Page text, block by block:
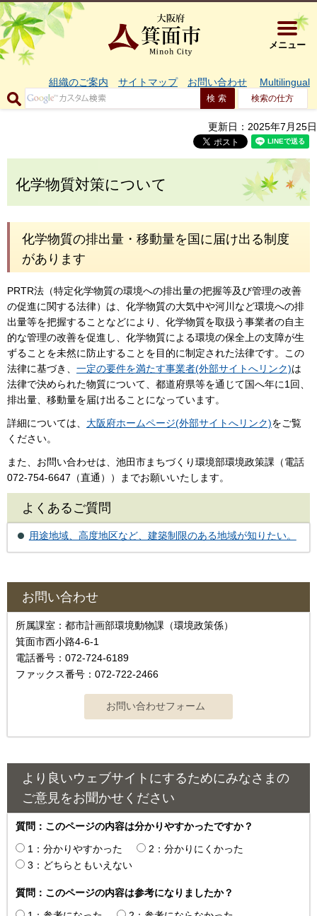
大阪府箕
メニュー
組織のご案内 サイトマップ お問い合わせ Multilingual
検索の仕方
更新日：2025年7月25日
化学物質対策について
化学物質の排出量・移動量を国に届け出る制度
があります
PRTR法（特定化学物質の環境への排出量の把握等及び管理の改善
の促進に関する法律）は、化学物質の大気中や河川など環境への排
出量等を把握することなどにより、化学物質を取扱う事業者の自主
的な管理の改善を促進し、化学物質による環境の保全上の支障が生
ずることを未然に防止することを目的に制定された法律です。この
法律に基づき、 一定の要件を満たす事業者(外部サイトへリンク)は
法律で決められた物質について、都道府県等を通じて国へ年に1回、
排出量、移動量を届け出ることになっています。
詳細については、 大阪府ホームページ(外部サイトへリンク)をご覧
ください。
また、お問い合わせは、池田市まちづくり環境部環境政策課（電話
072-754-6647（直通））までお願いいたします。
よくあるご質問
用途地域、高度地区など、建築制限のある地域が知りたい。
お問い合わせ
所属課室：都市計画部環境動物課（環境政策係）
箕面市西小路4-6-1
電話番号：072-724-6189
ファックス番号：072-722-2466
より良いウェブサイトにするためにみなさまの
ご意見をお聞かせください
質問：このページの内容は分かりやすかったですか？
1：分かりやすかった
2：分かりにくかった
3：どちらともいえない
質問：このページの内容は参考になりましたか？